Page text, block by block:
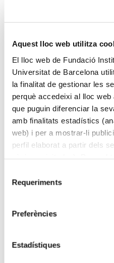
Aquest lloc web utilitza
El lloc web de Fundació
Universitat de Barcelona
la finalitat de gestionar les
perquè accedeixi al lloc
que puguin diferenciar la
amb finalitats estadístics
web) i per a mostrar-li
perfil elaborat a partir dels
Requeriments
Preferències
Estadístiques
Farmàcia
Titulació
Màsters
Salut i
Farmàcia
Activitat
Formació de
Salut i
Farmàcia
Futurs estudiants